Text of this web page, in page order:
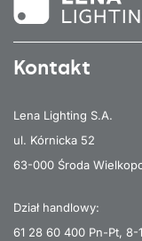
Kontakt
Lena Lighting S.A.
ul. Kórnicka 52
63-000 Środa
Dział handlowy:
61 28 60 400 Pn-Pt, 8-